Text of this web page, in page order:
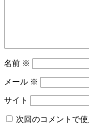
名前 ※
メール ※
サイト
次回のコメントで